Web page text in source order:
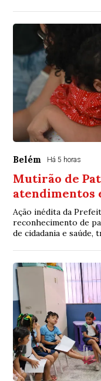
Belém Há 5 horas
Mutirão de
atendimentos
Ação inédita da
reconhecimento de
de cidadania e saúde,